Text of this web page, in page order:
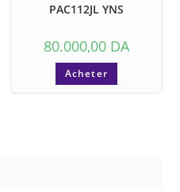
PAC112JL YNS
80.000,00DA
Acheter